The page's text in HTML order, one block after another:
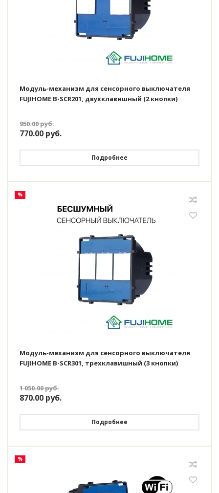
Модуль-механизм для сенсорного выключателя
FUJIHOME B-SCR201, двухклавишный (2 кнопки)
950.00руб.
770.00 руб.
Подробнее
%
Модуль-механизм для сенсорного выключателя
FUJIHOME B-SCR301, трехклавишный (3 кнопки)
1 050.00руб.
870.00 руб.
Подробнее
%